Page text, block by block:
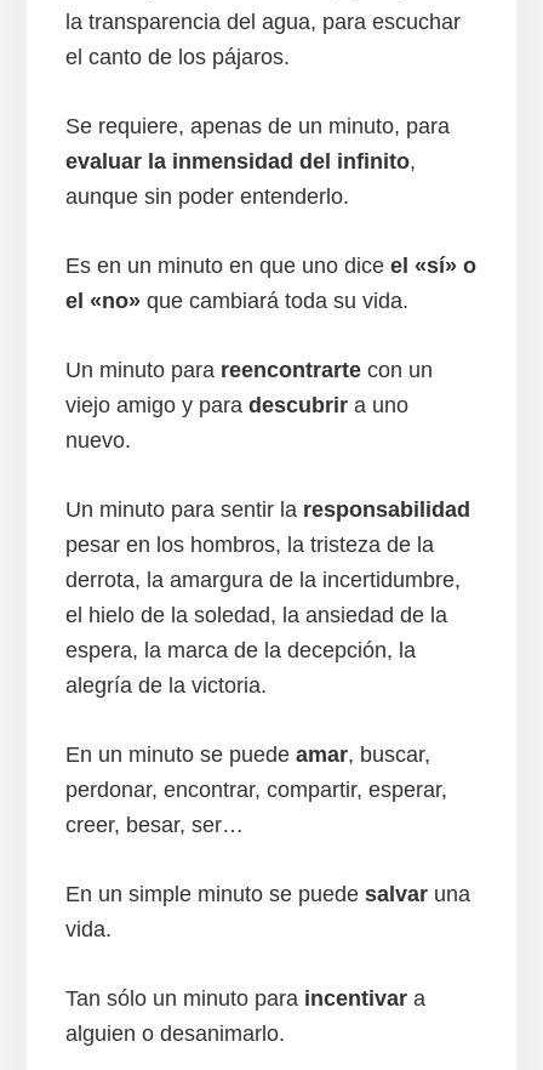
la transparencia del agua, para escuchar
el canto de los pájaros.
Se requiere, apenas de un minuto, para
evaluar la inmensidad del infinito,
aunque sin poder entenderlo.
Es en un minuto en que uno dice el «sí» o
el «no»que cambiará toda su vida.
Un minuto para reencontrartecon un
viejo amigo y para descubrira uno
nuevo.
Un minuto para sentir la responsabilidad
pesar en los hombros, la tristeza de la
derrota, la amargura de la incertidumbre,
el hielo de la soledad, la ansiedad de la
espera, la marca de la decepción, la
alegría de la victoria.
En un minuto se puede amar, buscar,
perdonar, encontrar, compartir, esperar,
creer, besar, ser…
En un simple minuto se puede salvaruna
vida.
Tan sólo un minuto para incentivara
alguien o desanimarlo.